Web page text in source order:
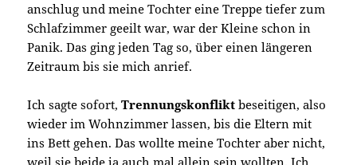
anschlug und meine Tochter eine Treppe tiefer zum
Schlafzimmer geeilt war, war der Kleine schon in
Panik. Das ging jeden Tag so, über einen längeren
Zeitraum bis sie mich anrief.
Ich sagte sofort,Trennungskonflikt beseitigen, also
wieder im Wohnzimmer lassen, bis die Eltern mit
ins Bett gehen. Das wollte meine Tochter aber nicht,